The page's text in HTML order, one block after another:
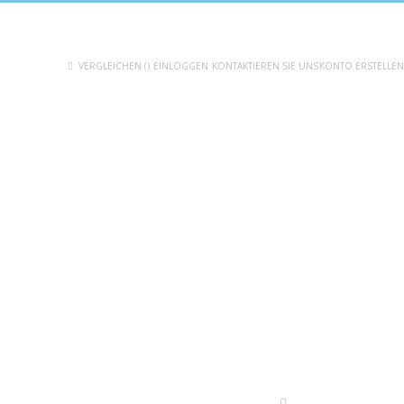
VERGLEICHEN () EINLOGGEN KONTAKTIEREN SIE UNSKONTO ERSTELLEN